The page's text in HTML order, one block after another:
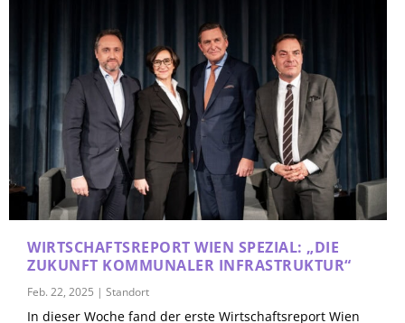
WIRTSCHAFTSREPORT WIEN SPEZIAL: „DIE
ZUKUNFT KOMMUNALER INFRASTRUKTUR“
Feb. 22, 2025 |Standort
In dieser Woche fand der erste Wirtschaftsreport Wien